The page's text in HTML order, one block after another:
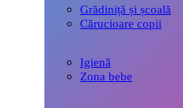
Grădiniță și școală
Cărucioare copii
Igienă
Zona bebe